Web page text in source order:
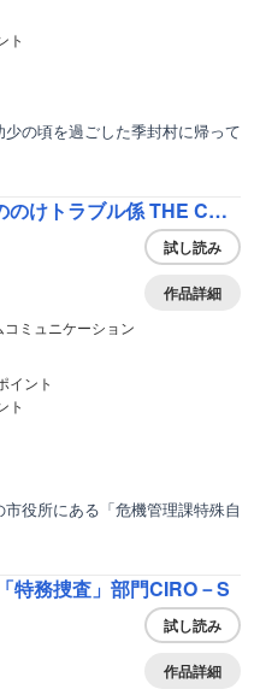
ト
の頃を過ごした季封村に帰って
陰陽師と天狗眼－巴市役所もののけトラブル係 THE COMIC－
ミュニケーション
イント
ト
試し読み
作品詳細
役所にある「危機管理課特殊自
特務捜査」部門CIRO－S
試し読み
作品詳細